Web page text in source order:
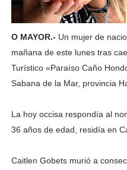
O MAYOR.- Un mujer de
mañana de este lunes tras
Turístico «Paraíso Caño
Sabana de la Mar, provincia
La hoy occisa respondía al
36 años de edad, residía en
Caitlen Gobets murió a